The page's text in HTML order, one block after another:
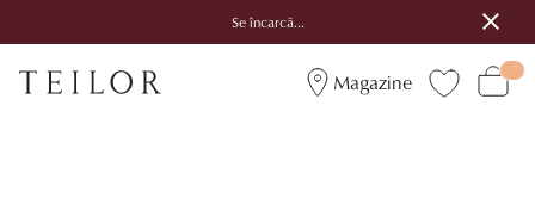
Se încarcă...
Magazine